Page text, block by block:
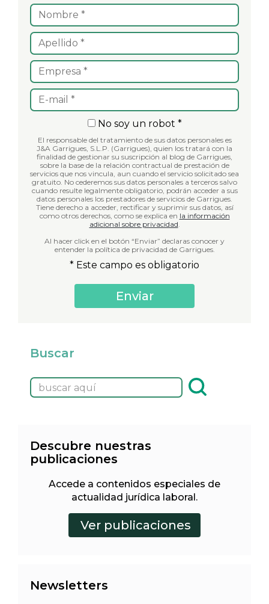
No soy un robot *
El responsable del tratamiento de sus datos personales es
J&A Garrigues, S.L.P. (Garrigues), quien los tratará con la
finalidad de gestionar su suscripción al blog de Garrigues,
sobre la base de la relación contractual de prestación de
servicios que nos vincula, aun cuando el servicio solicitado sea
gratuito. No cederemos sus datos personales a terceros salvo
cuando resulte legalmente obligatorio, podrán acceder a sus
datos personales los prestadores de servicios de Garrigues.
Tiene derecho a acceder, rectificar y suprimir sus datos, así
como otros derechos, como se explica en la información
adicional sobre privacidad.
Al hacer click en el botón “Enviar” declaras conocer y
entender la política de privacidad de Garrigues.
* Este campo es obligatorio
Buscar
Descubre nuestras
publicaciones
Accede a contenidos especiales de
actualidad jurídica laboral.
Newsletters